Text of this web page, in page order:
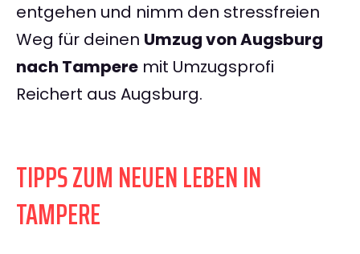
entgehen und nimm den stressfreien
Weg für deinen Umzug von Augsburg
nach Tampere mit Umzugsprofi
Reichert aus Augsburg.
TIPPS ZUM NEUEN LEBEN IN
TAMPERE